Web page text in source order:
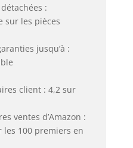
:
sur les pièces
jusqu’à :
client : 4,2 sur
ventes d’Amazon :
les 100 premiers en